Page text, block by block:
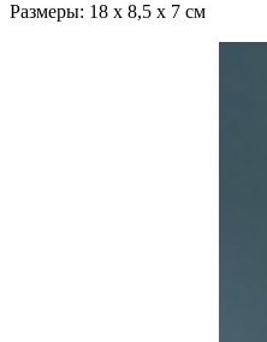
Размеры: 18 х 8,5 х 7 см